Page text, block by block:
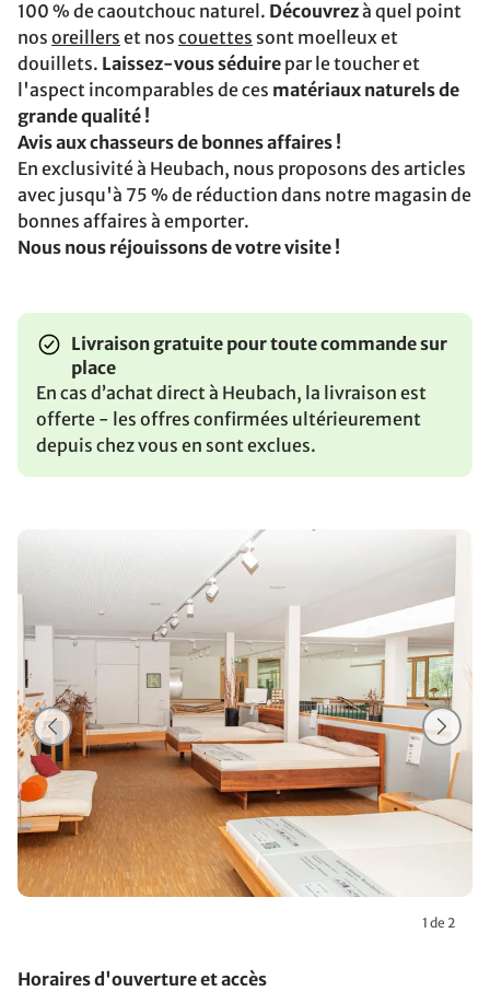
100 % de caoutchouc naturel. Découvrezà quel point
nos oreillers et nos couettes sont moelleux et
douillets. Laissez-vous séduire par le toucher et
l'aspect incomparables de ces matériaux naturels de
grande qualité !
Avis aux chasseurs de bonnes affaires !
En exclusivité à Heubach, nous proposons des articles
avec jusqu'à 75 % de réduction dans notre magasin de
bonnes affaires à emporter.
Nous nous réjouissons de votre visite !
Livraison gratuite pour toute commande sur
place
En cas d’achat direct à Heubach, la livraison est
offerte - les offres confirmées ultérieurement
depuis chez vous en sont exclues.
1 de 2
Horaires d'ouverture et accès